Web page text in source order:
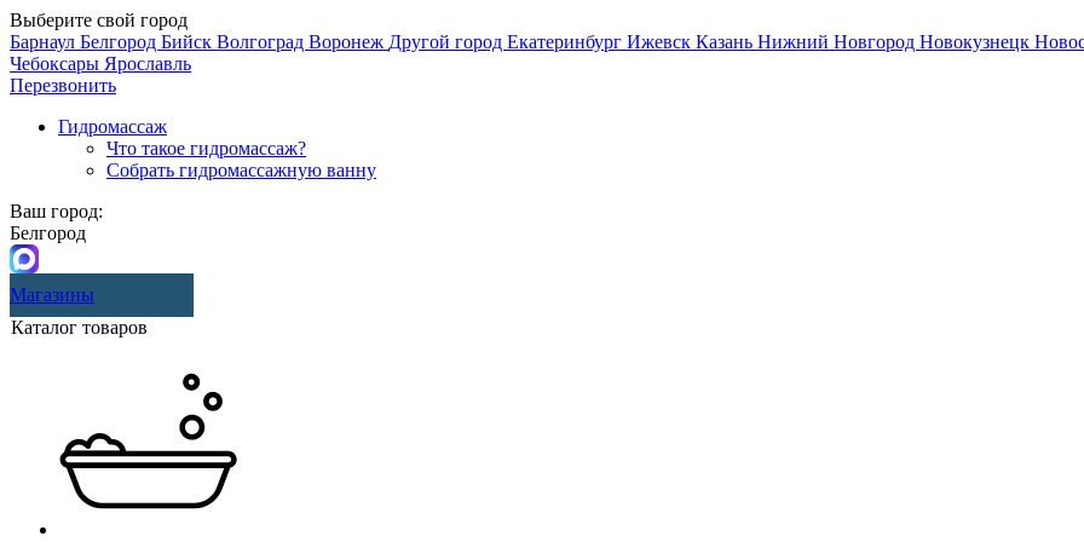
Выберите свой город
Барнаул Белгород Бийск Волгоград Воронеж Другой город Екатеринбург Ижевск Казань Нижний Новгород Новокузнецк
Чебоксары Ярославль
Перезвонить
Гидромассаж
Что такое гидромассаж?
Собрать гидромассажную ванну
Ваш город:
Белгород
Магазины
Каталог товаров